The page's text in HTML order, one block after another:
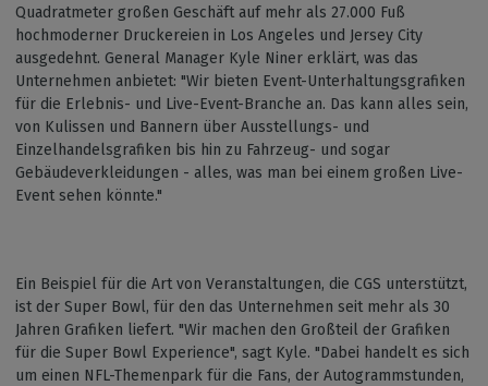
Quadratmeter großen Geschäft auf mehr als 27.000 Fuß
hochmoderner Druckereien in Los Angeles und Jersey City
ausgedehnt. General Manager Kyle Niner erklärt, was das
Unternehmen anbietet: "Wir bieten Event-Unterhaltungsgrafiken
für die Erlebnis- und Live-Event-Branche an. Das kann alles sein,
von Kulissen und Bannern über Ausstellungs- und
Einzelhandelsgrafiken bis hin zu Fahrzeug- und sogar
Gebäudeverkleidungen - alles, was man bei einem großen Live-
Event sehen könnte."
Ein Beispiel für die Art von Veranstaltungen, die CGS unterstützt,
ist der Super Bowl, für den das Unternehmen seit mehr als 30
Jahren Grafiken liefert. "Wir machen den Großteil der Grafiken
für die Super Bowl Experience", sagt Kyle. "Dabei handelt es sich
um einen NFL-Themenpark für die Fans, der Autogrammstunden,